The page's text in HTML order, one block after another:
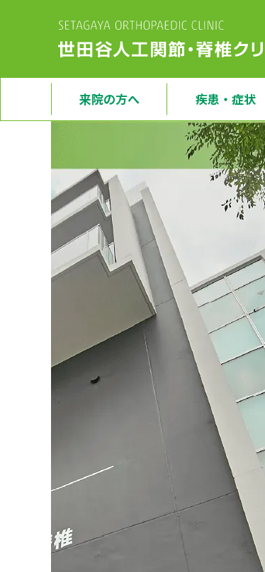
来院の方へ 疾患・症状